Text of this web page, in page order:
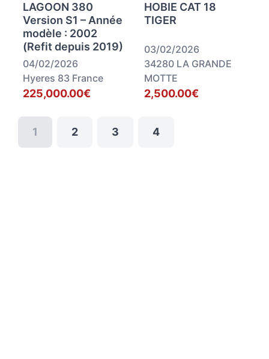
LAGOON 380
Version S1 – Année
modèle : 2002
(Refit depuis 2019)
04/02/2026
Hyeres 83 France
225,000.00€
HOBIE CAT 18
TIGER
03/02/2026
34280 LA GRANDE
MOTTE
2,500.00€
1 2 3 4